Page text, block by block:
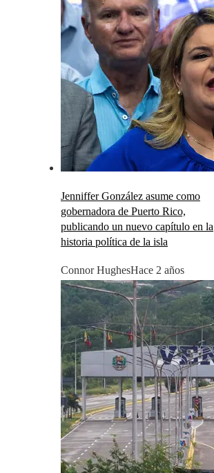
Jenniffer González asume como
gobernadora de Puerto Rico,
publicando un nuevo capítulo en la
historia política de la isla
Connor HughesHace 2 años